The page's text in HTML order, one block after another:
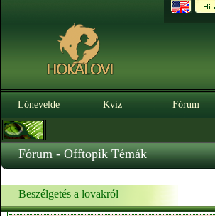
Lónevelde Kvíz Fórum
Fórum - Offtopik Témák
Beszélgetés a lovakról